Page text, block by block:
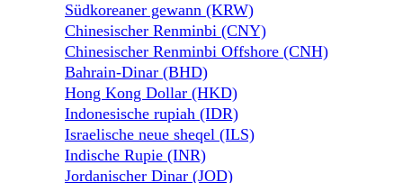
Südkoreaner gewann (KRW)
Chinesischer Renminbi (CNY)
Chinesischer Renminbi Offshore (CNH)
Bahrain-Dinar (BHD)
Hong Kong Dollar (HKD)
Indonesische rupiah (IDR)
Israelische neue sheqel (ILS)
Indische Rupie (INR)
Jordanischer Dinar (JOD)